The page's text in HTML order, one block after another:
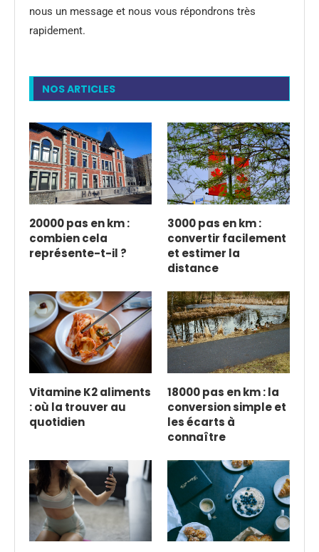
nous un message et nous vous répondrons très
rapidement.
NOS ARTICLES
20000 pas en km :
combien cela
représente-t-il ?
3000 pas en km :
convertir facilement
et estimer la
distance
Vitamine K2 aliments
: où la trouver au
quotidien
18000 pas en km : la
conversion simple et
les écarts à
connaître